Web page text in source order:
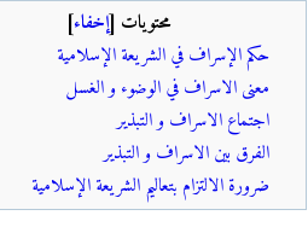
محتويات [إخفاء]
حكم الإسراف في الشريعة الإسلامية
معنى الاسراف في الوضوء و الغسل
اجتماع الاسراف و التبذير
الفرق بين الاسراف و التبذير
ضرورة الالتزام بتعاليم الشريعة الإسلامية